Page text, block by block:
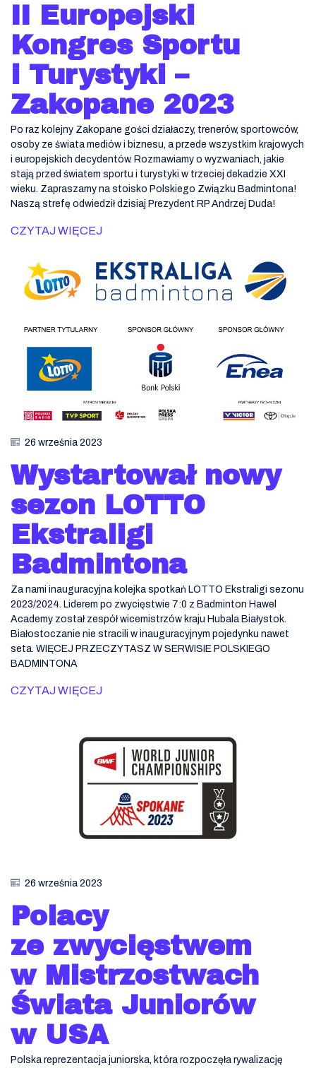
II Europejski
Kongres Sportu
i Turystyki –
Zakopane 2023
Po raz kolejny Zakopane gości działaczy, trenerów, sportowców,
osoby ze świata mediów i biznesu, a przede wszystkim krajowych
i europejskich decydentów. Rozmawiamy o wyzwaniach, jakie
stają przed światem sportu i turystyki w trzeciej dekadzie XXI
wieku. Zapraszamy na stoisko Polskiego Związku Badmintona!
Naszą strefę odwiedził dzisiaj Prezydent RP Andrzej Duda!
CZYTAJ WIĘCEJ
26 września 2023
Wystartował nowy
sezon LOTTO
Ekstraligi
Badmintona
Za nami inauguracyjna kolejka spotkań LOTTO Ekstraligi sezonu
2023/2024. Liderem po zwycięstwie 7:0 z Badminton Hawel
Academy został zespół wicemistrzów kraju Hubala Białystok.
Białostoczanie nie stracili w inauguracyjnym pojedynku nawet
seta. WIĘCEJ PRZECZYTASZ W SERWISIE POLSKIEGO
BADMINTONA
CZYTAJ WIĘCEJ
26 września 2023
Polacy
ze zwycięstwem
w Mistrzostwach
Świata Juniorów
w USA
Polska reprezentacja juniorska, która rozpoczęła rywalizację